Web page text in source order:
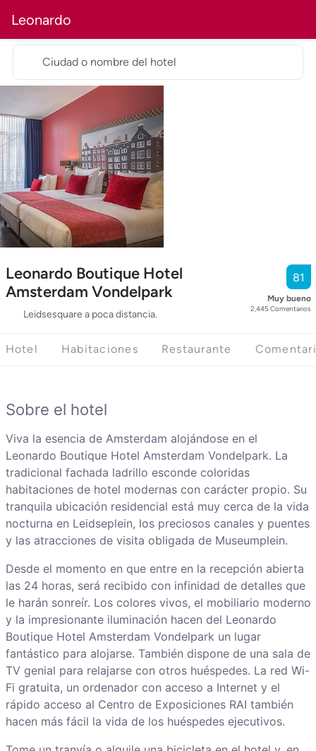
Leonardo
Leonardo Boutique Hotel
Amsterdam Vondelpark
Leidsesquare a poca distancia.
81
Muy bueno
2,445Comentarios
Ciudad o nombre del hotel
Hotel Habitaciones Restaurante
Sobre el hotel
Viva la esencia de Amsterdam alojándose en el
Leonardo Boutique Hotel Amsterdam Vondelpark. La
tradicional fachada ladrillo esconde coloridas
habitaciones de hotel modernas con carácter propio. Su
tranquila ubicación residencial está muy cerca de la vida
nocturna en Leidseplein, los preciosos canales y puentes
y las atracciones de visita obligada de Museumplein.
Desde el momento en que entre en la recepción abierta
las 24 horas, será recibido con infinidad de detalles que
le harán sonreír. Los colores vivos, el mobiliario moderno
y la impresionante iluminación hacen del Leonardo
Boutique Hotel Amsterdam Vondelpark un lugar
fantástico para alojarse. También dispone de una sala de
TV genial para relajarse con otros huéspedes. La red Wi-
Fi gratuita, un ordenador con acceso a Internet y el
rápido acceso al Centro de Exposiciones RAI también
hacen más fácil la vida de los huéspedes ejecutivos.